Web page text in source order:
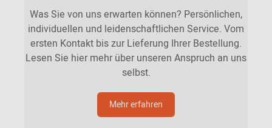
Was Sie von uns erwarten können? Persönlichen,
individuellen und leidenschaftlichen Service. Vom
ersten Kontakt bis zur Lieferung Ihrer Bestellung.
Lesen Sie hier mehr über unseren Anspruch an uns
selbst.
Mehr erfahren